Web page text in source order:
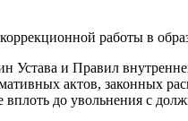
работы в
и Правил
актов, законных
вплоть до увольнения с